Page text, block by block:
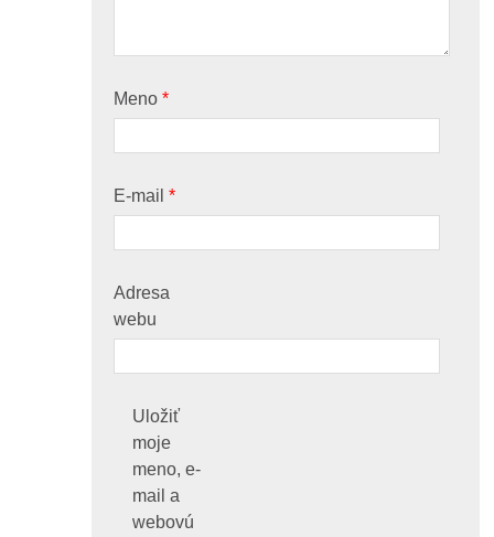
Meno*
E-mail*
Adresa
webu
Uložiť
moje
meno, e-
mail a
webovú